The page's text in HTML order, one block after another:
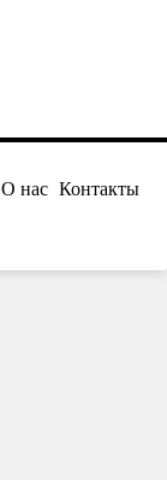
О нас Контакты